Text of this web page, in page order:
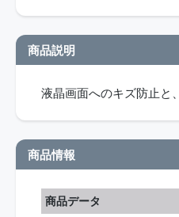
商品説明
液晶画面へのキズ防止と
商品情報
商品データ